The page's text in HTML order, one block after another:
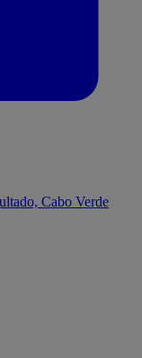
Cabo Verde